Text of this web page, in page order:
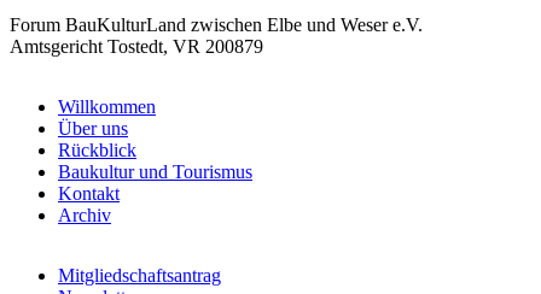
Bereich
Forum BauKulturLand zwischen Elbe und Weser e.V.
Amtsgericht Tostedt, VR 200879
Willkommen
Über uns
Rückblick
Baukultur und Tourismus
Kontakt
Archiv
Mitgliedschaftsantrag